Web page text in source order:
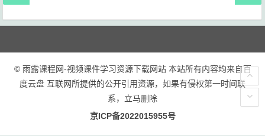
章
导
© 雨露课程网-视频课件学习资源下载网站 本站所有内容均来自百
度云盘 互联网所提供的公开引用资源，如果有侵权第一时间联
系，立马删除
京ICP备2022015955号